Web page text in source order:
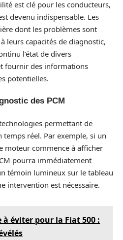
est clé pour les conducteurs,
devenu indispensable. Les
dont les problèmes sont
leurs capacités de diagnostic,
l’état de divers
fournir des informations
potentielles.
des PCM
permettant de
temps réel. Par exemple, si un
moteur commence à afficher
pourra immédiatement
témoin lumineux sur le tableau
intervention est nécessaire.
à éviter pour la Fiat 500 :